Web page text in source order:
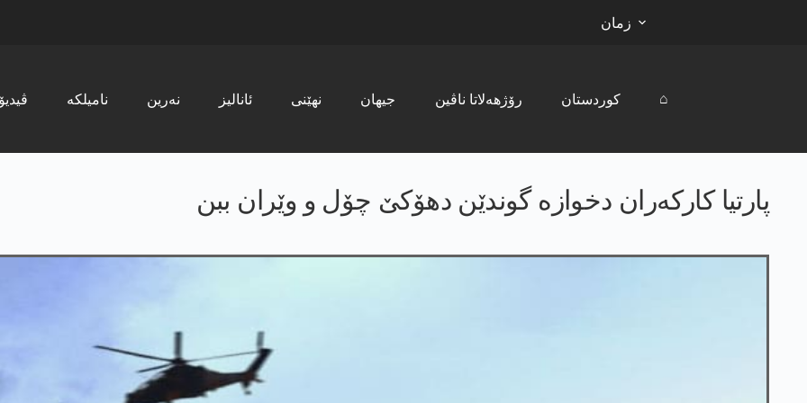
زمان
ڤیدیۆ نامیلکە نەرین ئانالیز نھێنی جیھان رۆژھەلاتا ناڤین کوردستان ⌂
پارتیا كاركه‌ران دخوازه‌ گوندێن دهۆكێ چۆل و وێران ببن